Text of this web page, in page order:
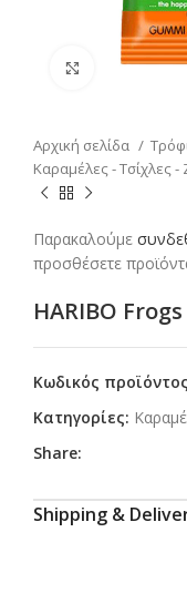
Click to
Αρχική σελίδα
Καραμέλες - Τσίχλες
Παρακαλούμε
προσθέσετε
HARIBO
Κωδικός
Κατηγορίες:
Share:
Shipping &